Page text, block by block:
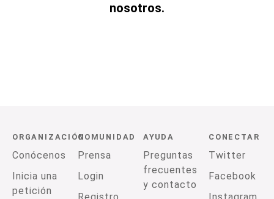
nosotros.
ORGANIZACIÓN
Conócenos
Inicia una
petición
COMUNIDAD
Prensa
Login
AYUDA
Preguntas
frecuentes
y contacto
CONECTAR
Twitter
Facebook